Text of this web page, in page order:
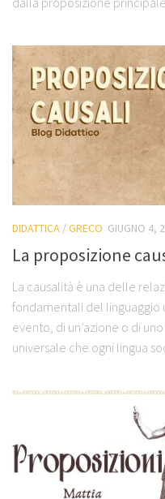
DIDATTICA /GRECO GIUGNO 4,
La proposizione
La causalità è una delle
fondamentali del linguaggio
evento, di un’azione o di
universale che ogni lingua